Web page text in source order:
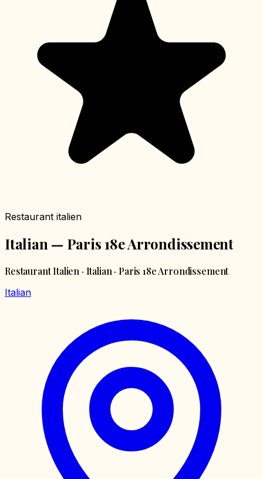
Restaurant italien
Italian — Paris 18e Arrondissement
Restaurant Italien · Italian · Paris 18e Arrondissement
Italian